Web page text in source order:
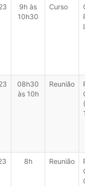
9h às
10h30
Curso
08h30
às 10h
Reunião
8h Reunião